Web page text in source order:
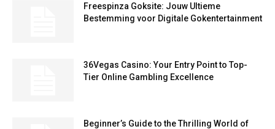
Freespinza Goksite: Jouw Ultieme
Bestemming voor Digitale Gokentertainment
36Vegas Casino: Your Entry Point to Top-
Tier Online Gambling Excellence
Beginner’s Guide to the Thrilling World of